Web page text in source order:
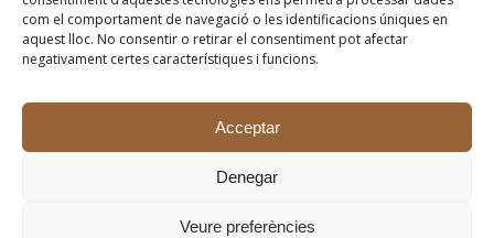
com el comportament de navegació o les identificacions úniques en
aquest lloc. No consentir o retirar el consentiment pot afectar
negativament certes característiques i funcions.
Acceptar
Denegar
Veure preferències
#restaurantelbellver #elbellver #foodkm0 #cuninadeproximitat
#calartesa #vinsnaturals #naturalwine #slowfood #detemporada
#lacalma #tagamanent